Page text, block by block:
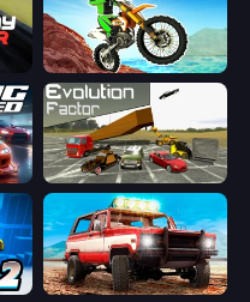
Dirt Bike Mad Skills
Evolution Factor
Offroad Masters Challenge